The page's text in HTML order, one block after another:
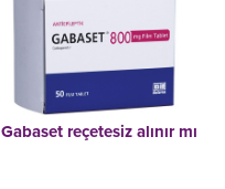
Gabaset reçetesiz alınır mı